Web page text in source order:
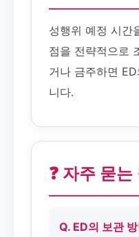
성행위 예정 시간
점을 전략적으로
거나 금주하면
니다.
❓ 자주 묻
Q. ED의 보관